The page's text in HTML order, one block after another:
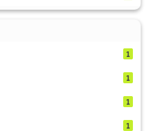
1
1
1
1